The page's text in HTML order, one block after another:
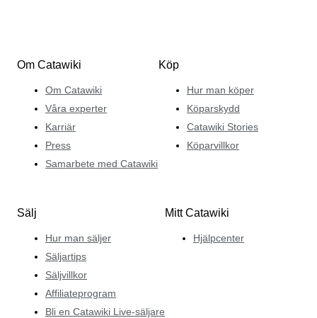
Om Catawiki
Om Catawiki
Våra experter
Karriär
Press
Samarbete med Catawiki
Köp
Hur man köper
Köparskydd
Catawiki Stories
Köparvillkor
Sälj
Hur man säljer
Säljartips
Säljvillkor
Affiliateprogram
Bli en Catawiki Live-säljare
Mitt Catawiki
Hjälpcenter